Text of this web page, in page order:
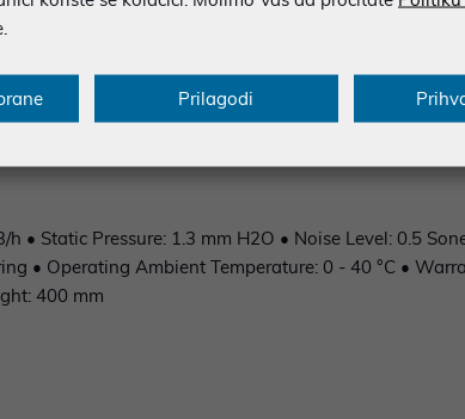
nejasnoće možete nas kontaktirati na
• Static Pressure: 1.3 mm H2O • Noise Level: 0.5
• Operating Ambient Temperature: 0 - 40 °C •
400 mm
Prilagodi